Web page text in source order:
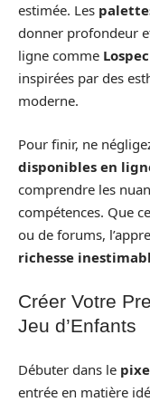
estimée. Les
donner profondeur
ligne comme Lospec
inspirées par des
moderne.
Pour finir, ne
disponibles en
comprendre les
compétences. Que
ou de forums,
richesse
Créer Votre
Jeu d’Enfants
Débuter dans le
entrée en matière